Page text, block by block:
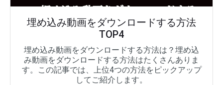
埋め込み動画をダウンロードする方法
TOP4
埋め込み動画をダウンロードする方法は？埋め込
み動画をダウンロードする方法はたくさんありま
す。この記事では、上位4つの方法をピックアップ
してご紹介します。